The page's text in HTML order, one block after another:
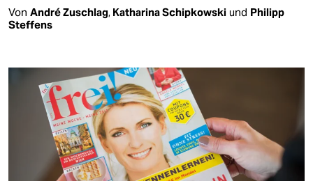
Von André Zuschlag, Katharina Schipkowski und Philipp
Steffens